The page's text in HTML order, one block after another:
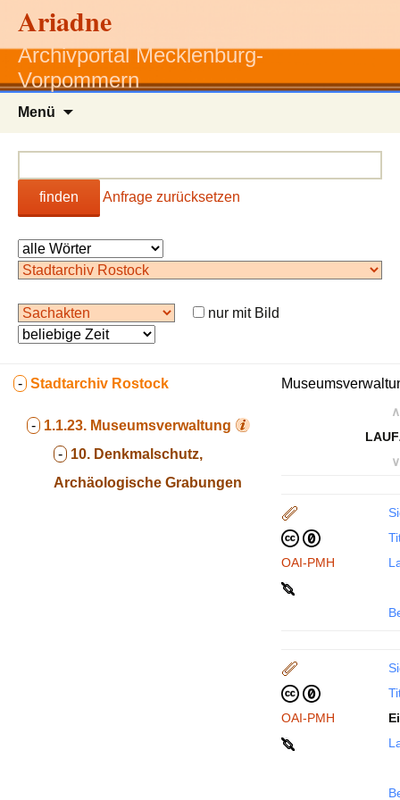
Ariadne
Archivportal Mecklenburg-
Vorpommern
Menü
finden Anfrage zurücksetzen
nur mit Bild
- Stadtarchiv Rostock
- 1.1.23. Museumsverwaltung
- 10. Denkmalschutz,
Archäologische Grabungen
∧
∨
OAI-PMH
OAI-PMH